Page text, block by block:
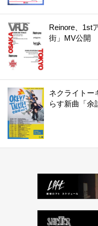
Reinore、1st
街」MV公開
ネクライトー
らす新曲「余